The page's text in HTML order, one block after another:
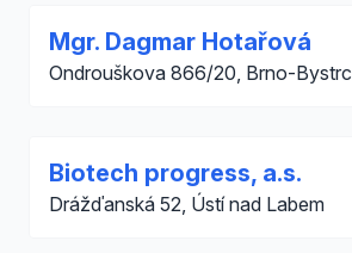
Mgr. Dagmar Hotařová
Ondrouškova 866/20, Brno-Bystrc
Biotech progress, a.s.
Drážďanská 52, Ústí nad Labem